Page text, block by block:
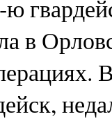
в